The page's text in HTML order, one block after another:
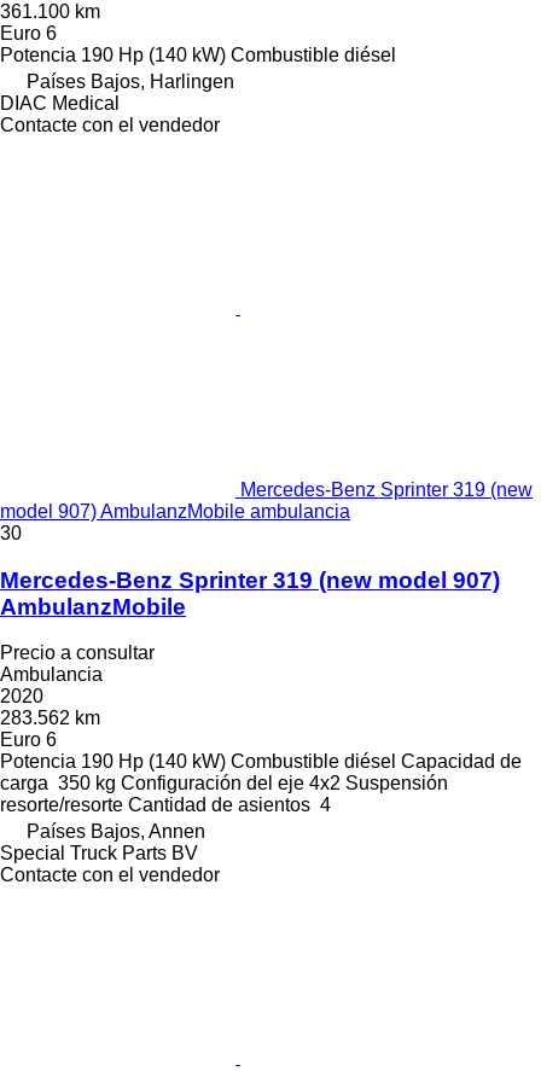
361.100 km
Euro 6
Potencia 190 Hp (140 kW) Combustible diésel
Países Bajos, Harlingen
DIAC Medical
Contacte con el vendedor
Mercedes-Benz Sprinter 319 (new
model 907) AmbulanzMobile ambulancia
30
Mercedes-Benz Sprinter 319 (new model 907)
AmbulanzMobile
Precio a consultar
Ambulancia
2020
283.562 km
Euro 6
Potencia 190 Hp (140 kW) Combustible diésel Capacidad de
carga 350 kg Configuración del eje 4x2 Suspensión
resorte/resorte Cantidad de asientos 4
Países Bajos, Annen
Special Truck Parts BV
Contacte con el vendedor